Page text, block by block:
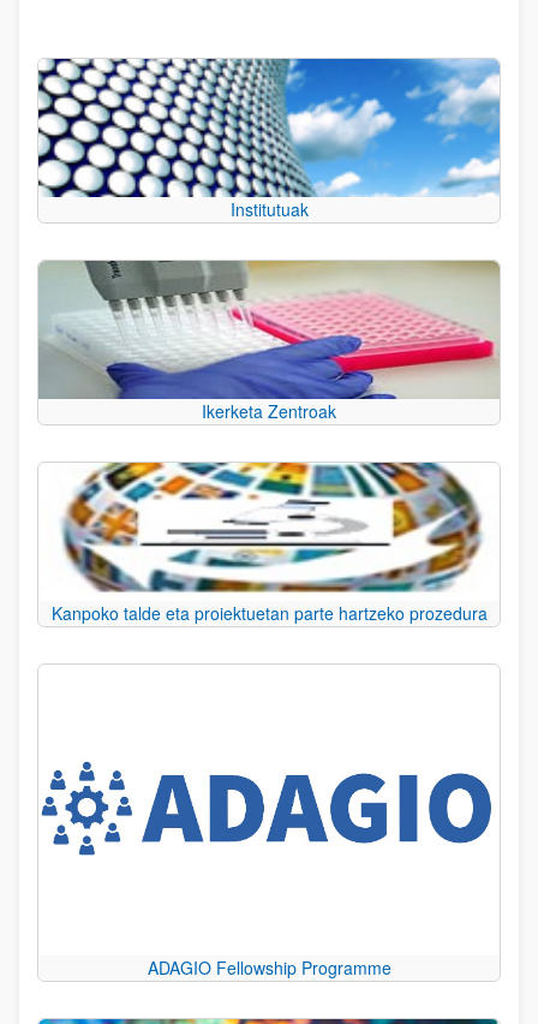
Institutuak
Ikerketa Zentroak
Kanpoko talde eta proiektuetan parte hartzeko prozedura
ADAGIO Fellowship Programme